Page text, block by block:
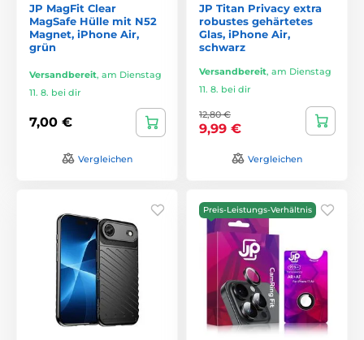
JP MagFit Clear
MagSafe Hülle mit N52
Magnet, iPhone Air,
grün
Versandbereit, am Dienstag
11. 8. bei dir
7,00 €
Vergleichen
JP Titan Privacy extra
robustes gehärtetes
Glas, iPhone Air,
schwarz
Versandbereit, am Dienstag
11. 8. bei dir
12,80 €
9,99 €
Vergleichen
Preis-Leistungs-Verhältnis